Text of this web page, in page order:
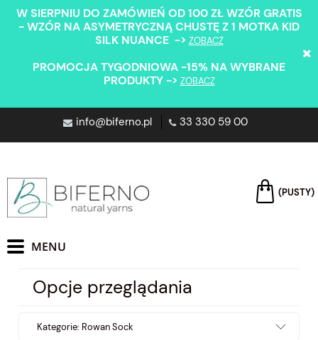
W SIERPNIU DO ZAMÓWIEŃ OD 100 ZŁ WZÓR GRATIS
- WZÓR NA ASYMETRYCZNĄ CHUSTĘ Z 1 MOTKA KID
SILK NUANCE -> ZOBACZ
PROMOCJA TYGODNIOWA -15% NA WYBRANE
PRODUKTY -> ZOBACZ
info@biferno.pl 33 330 59 00
(PUSTY)
Opcje przeglądania
Kategorie: Rowan Sock